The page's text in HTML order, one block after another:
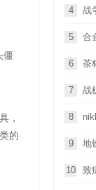
僵
，
的
4 战
5 合
6 茶
7 战
8
9 地
10 致